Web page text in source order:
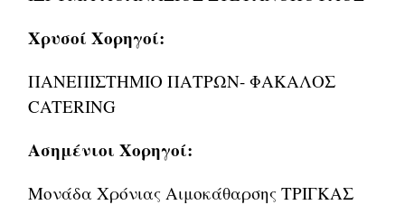
Χρυσοί Χορηγοί:
ΠΑΝΕΠΙΣΤΗΜΙΟ ΠΑΤΡΩΝ- ΦΑΚΑΛΟΣ
CATERING
Ασημένιοι Χορηγοί:
Μονάδα Χρόνιας Αιμοκάθαρσης ΤΡΙΓΚΑΣ